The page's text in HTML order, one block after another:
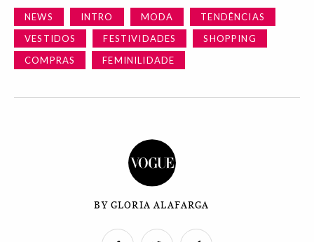
NEWS INTRO MODA
TENDÊNCIAS
VESTIDOS
FESTIVIDADES
SHOPPING
COMPRAS
FEMINILIDADE
BY GLORIA ALAFARGA